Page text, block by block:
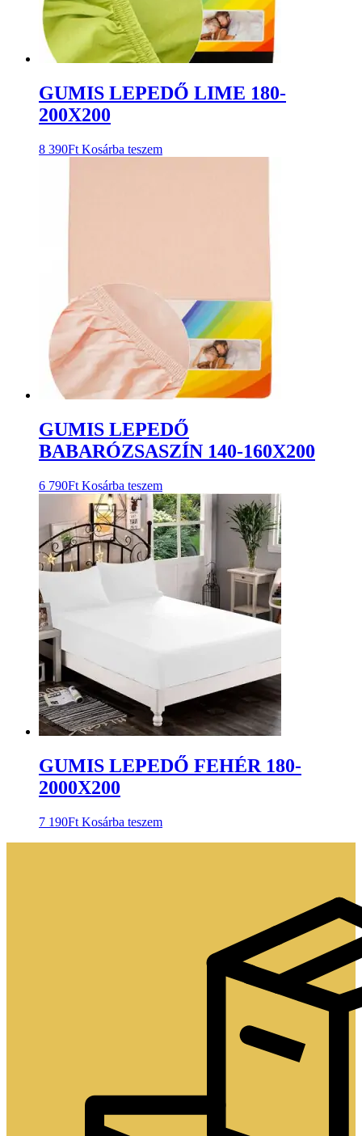
GUMIS LEPEDŐ LIME 180-
200X200
8 390Ft Kosárba teszem
GUMIS LEPEDŐ
BABARÓZSASZÍN 140-160X200
6 790Ft Kosárba teszem
GUMIS LEPEDŐ FEHÉR 180-
2000X200
7 190Ft Kosárba teszem